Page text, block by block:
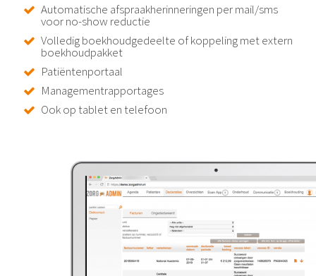
Automatische afspraakherinneringen per mail/sms
voor no-show reductie
Volledig boekhoudgedeelte of koppeling met extern
boekhoudpakket
Patiëntenportaal
Managementrapportages
Ook op tablet en telefoon